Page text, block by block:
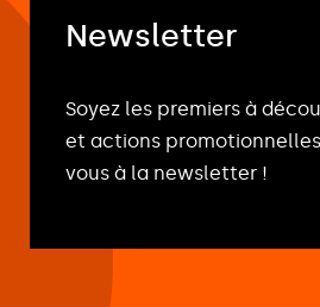
Newsletter
Soyez les premiers à
et actions
vous à la newsletter !